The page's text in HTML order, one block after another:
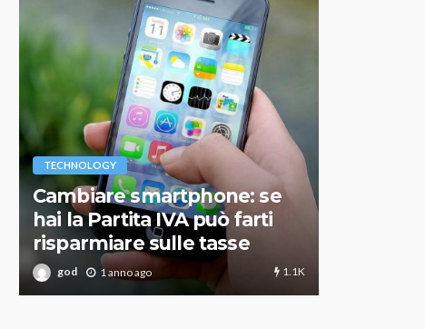
TECHNOLOGY
Cambiare smartphone: se
hai la Partita IVA può farti
risparmiare sulle tasse
god 1 anno ago 1.1K